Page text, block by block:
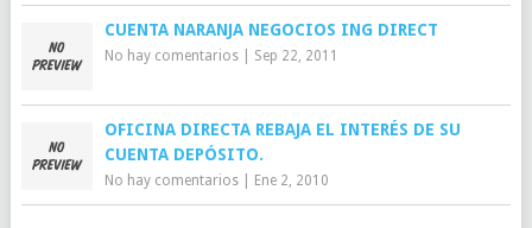
CUENTA NARANJA NEGOCIOS ING DIRECT
No hay comentarios| Sep 22, 2011
OFICINA DIRECTA REBAJA EL INTERÉS DE SU
CUENTA DEPÓSITO.
No hay comentarios| Ene 2, 2010